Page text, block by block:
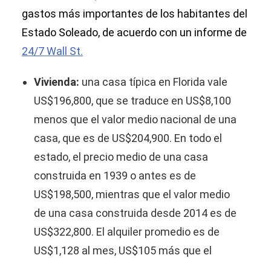
gastos más importantes de los habitantes del
Estado Soleado, de acuerdo con un informe de
24/7 Wall St.
Vivienda: una casa típica en Florida vale
US$196,800, que se traduce en US$8,100
menos que el valor medio nacional de una
casa, que es de US$204,900. En todo el
estado, el precio medio de una casa
construida en 1939 o antes es de
US$198,500, mientras que el valor medio
de una casa construida desde 2014 es de
US$322,800. El alquiler promedio es de
US$1,128 al mes, US$105 más que el